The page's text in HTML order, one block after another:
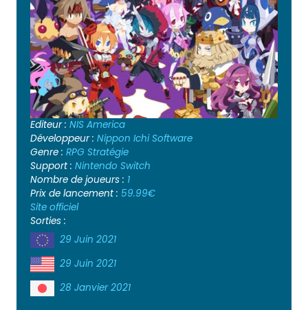
Editeur : NIS America
Développeur : Nippon Ichi Software
Genre : RPG Stratégie
Support : Nintendo Switch
Nombre de joueurs : 1
Prix de lancement : 59.99€
Site officiel
Sorties :
29 Juin 2021
29 Juin 2021
28 Janvier 2021